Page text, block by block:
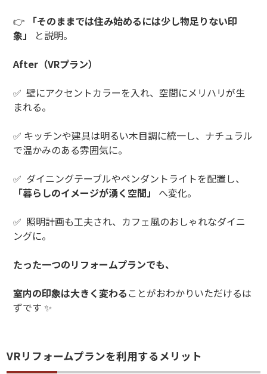
👉
「そのままでは住み始めるには少し物足りない印
象」
と説明。
After （VRプラン）
✅壁にアクセントカラーを入れ、空間にメリハリが生
まれる。
✅ キッチンや建具は明るい木目調に統一し、ナチュラル
で温かみのある雰囲気に。
✅ ダイニングテーブルやペンダントライトを配置し、
「暮らしのイメージが湧く空間」
へ変化。
✅ 照明計画も工夫され、カフェ風のおしゃれなダイニ
ングに。
たった一つのリフォームプランでも、
室内の印象は大きく変わる ことがおわかりいただけるは
ずです✨
VRリフォームプランを利用するメリット